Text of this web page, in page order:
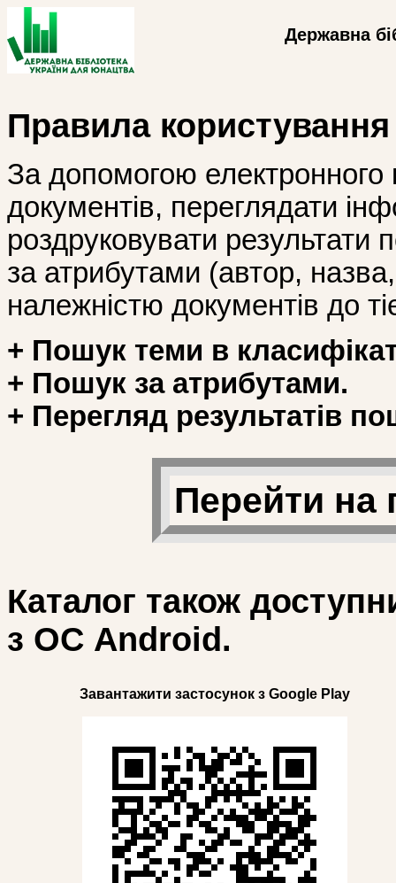
Державна
Правила
За допомогою
документів, переглядати
роздруковувати
за атрибутами (автор, назва,
належністю документів до
+ Пошук теми в
+ Пошук за атрибутами.
+ Перегляд результатів
Перейти на
Каталог також
з ОС Android.
Завантажити застосунок з Google Play